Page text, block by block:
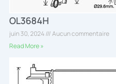
OL3684H
juin 30, 2024
Aucun commentaire
Read More »